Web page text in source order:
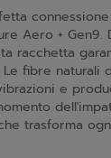
Aero +
racchetta
fibre naturali
e
trasforma